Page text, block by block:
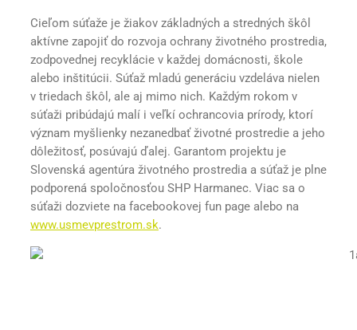
Cieľom súťaže je žiakov základných a stredných škôl
aktívne zapojiť do rozvoja ochrany životného prostredia,
zodpovednej recyklácie v každej domácnosti, škole
alebo inštitúcii. Súťaž mladú generáciu vzdeláva nielen
v triedach škôl, ale aj mimo nich. Každým rokom v
súťaži pribúdajú malí i veľkí ochrancovia prírody, ktorí
význam myšlienky nezanedbať životné prostredie a jeho
dôležitosť, posúvajú ďalej. Garantom projektu je
Slovenská agentúra životného prostredia a súťaž je plne
podporená spoločnosťou SHP Harmanec. Viac sa o
súťaži dozviete na facebookovej fun page alebo na
www.usmevprestrom.sk.